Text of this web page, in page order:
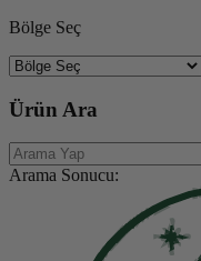
Bölge Seç
Ürün Ara
Arama Sonucu: